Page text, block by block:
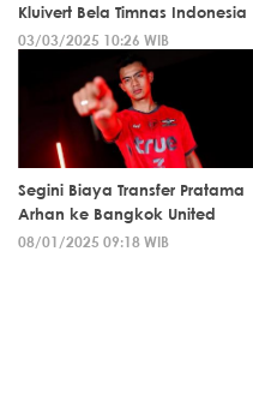
Kluivert Bela Timnas Indonesia
03/03/2025 10:26 WIB
Segini Biaya Transfer Pratama
Arhan ke Bangkok United
08/01/2025 09:18 WIB